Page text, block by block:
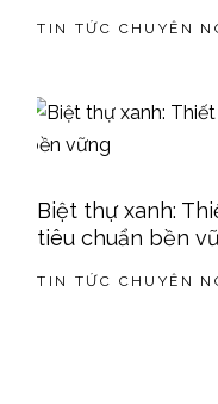
TIN TỨC CHUYÊN
Biệt thự xanh:
tiêu chuẩn bền
TIN TỨC CHUYÊN